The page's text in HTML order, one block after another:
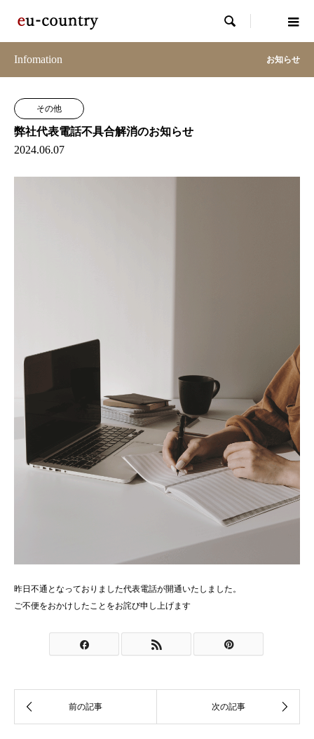

Infomation お知らせ
その他
弊社代表電話不具合解消のお知らせ
2024.06.07
昨日不通となっておりました代表電話が開通いたしました。
ご不便をおかけしたことをお詫び申し上げます